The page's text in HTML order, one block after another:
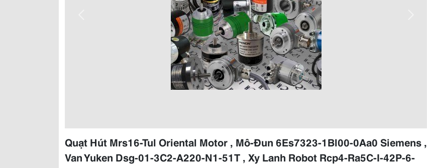
Quạt Hút Mrs16-Tul Oriental Motor , Mô-Đun 6Es7323-1Bl00-0Aa0 Siemens ,
Van Yuken Dsg-01-3C2-A220-N1-51T , Xy Lanh Robot Rcp4-Ra5C-I-42P-6-